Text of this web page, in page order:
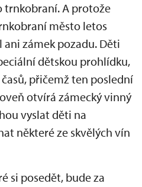
trnkobraní. A protože
město letos
zámek pozadu. Děti
dětskou prohlídku,
přičemž ten poslední
otvírá zámecký vinný
vyslat děti na
některé ze skvělých vín
si posedět, bude za